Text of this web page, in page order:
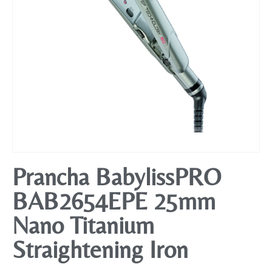
Prancha BabylissPRO
BAB2654EPE 25mm
Nano Titanium
Straightening Iron